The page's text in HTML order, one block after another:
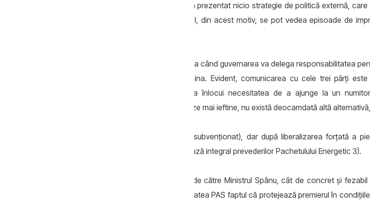
mandat de președinte, Maia Sandu nu a prezentat nicio strategie de politică externă, care
componenta relațiilor cu Rusia. Probabil, din acest motiv, se pot vedea episoade de
- Nu exclud că am putea ajunge în situația când guvernarea va delega responsabilitatea
unor soluții către UE, România și Ucraina. Evident, comunicarea cu cele trei părți
mitigarea crizei, dar acest lucru nu va înlocui necesitatea de a ajunge la un
Gazprom/Rusia. Dacă Moldova vrea gaze mai ieftine, nu există deocamdată altă
dacă România începe să livreze gaz (subvenționat), dar după liberalizarea forțată a
moldovenești (care încă nu implementează integral prevederilor Pachetulului Energetic 3).
Aștept să văd planul de acțiuni promis de către Ministrul Spânu, cât de concret și
vreau să văd cum argumentează majoritatea PAS faptul că protejează premierul în